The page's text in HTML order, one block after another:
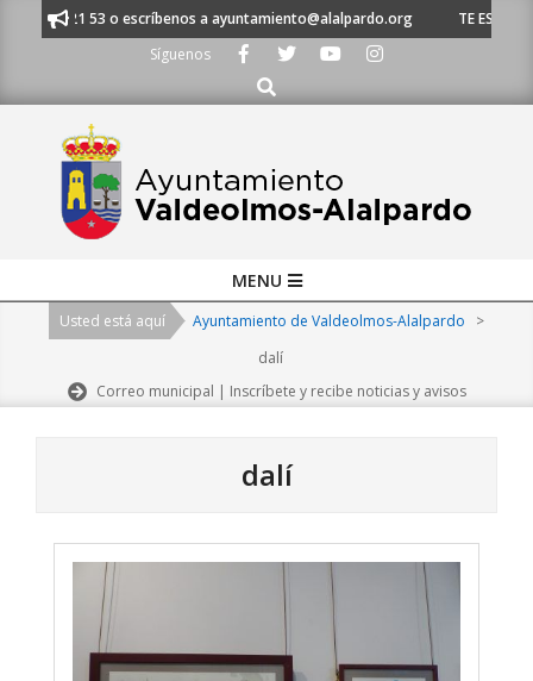
620 21 53 o escríbenos a ayuntamiento@alalpardo.org
TE
Síguenos
Buscar
Navigation
MENU
Usted está aquí Ayuntamiento de Valdeolmos-Alalpardo
>
dalí
Correo municipal | Inscríbete y recibe noticias y avisos
dalí